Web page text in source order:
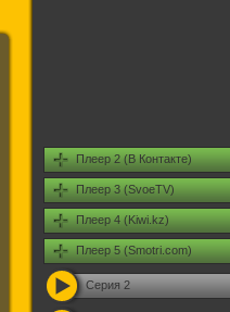
Плеер 2 (В Контакте)
Плеер 3 (SvoeTV)
Плеер 4 (Kiwi.kz)
Плеер 5 (Smotri.com)
Серия 2